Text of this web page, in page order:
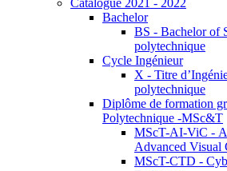
Catalogue 2021 - 2022
Bachelor
BS - Bachelor of
polytechnique
Cycle Ingénieur
X - Titre
polytechnique
Diplôme de formation
Polytechnique -MSc&T
MScT-AI-ViC -
Advanced Visual
MScT-CTD -